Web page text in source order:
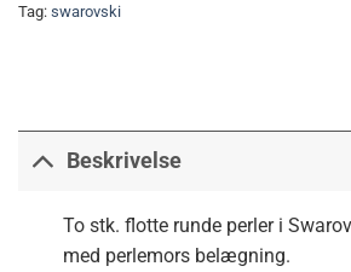
Tag: swarovski
Beskrivelse
To stk. flotte runde perler i
med perlemors belægning.